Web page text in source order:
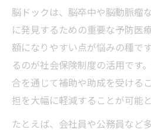
脳ドックは、脳卒中や脳動脈瘤
に発見するための重要な予防医
額になりやすい点が悩みの種で
るのが社会保険制度の活用です
合を通じて補助や助成を受ける
担を大幅に軽減することが可能
たとえば、会社員や公務員など